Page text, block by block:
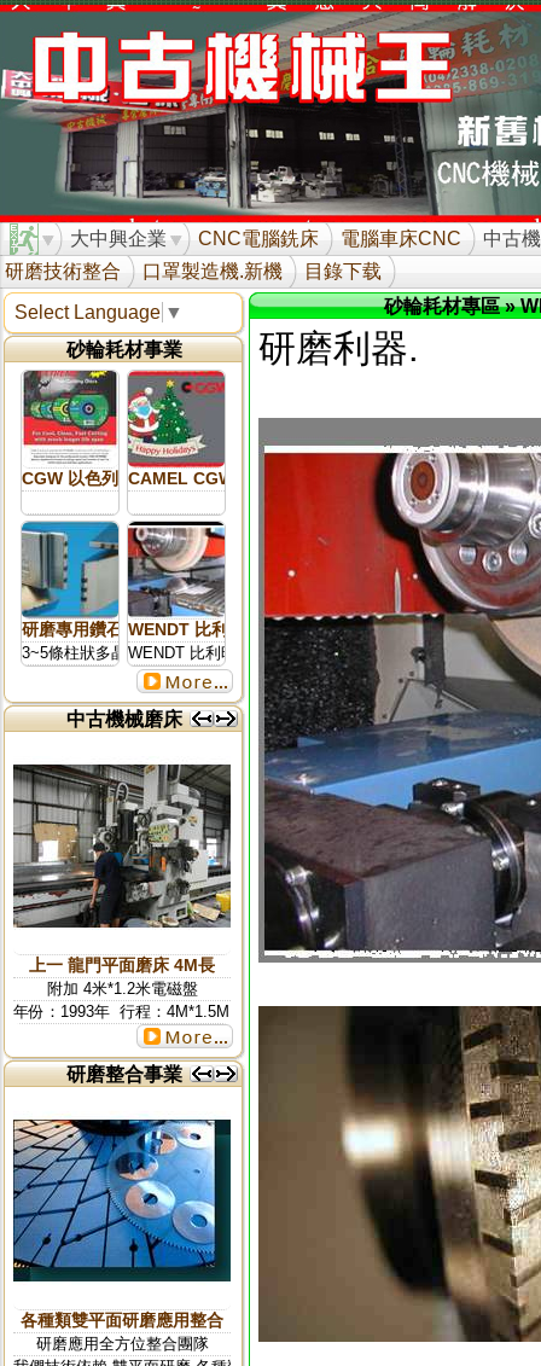
大中興企業 CNC電腦銑床 電腦車床CNC
中古
研磨技術整合
口罩製造機.新機
目錄下载
Select Language ▼
砂輪耗材事業
CGW 以色列砂輪 新品介紹CAMEL CGW 以色列砂輪 介紹
研磨專用鑽石刀柱板修刀(多晶鑽石支撐架)
3~5條柱狀多晶鑽石修刀
WENDT 比利時鑽石.世界最強供應國.跨國際集團事業
WENDT 比利時鑽石.世界最強供應國.跨國際集團事業 研磨
更多...
中古機械磨床
日本丸福龍門磨床 1500 X 6000
已售出！
更多...
研磨整合事業
鑽頭研磨機 YD-313
砂輪耗材專區»
研磨利器.